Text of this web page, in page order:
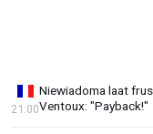
Niewiadoma laat
Ventoux: "Payback!"
21:00